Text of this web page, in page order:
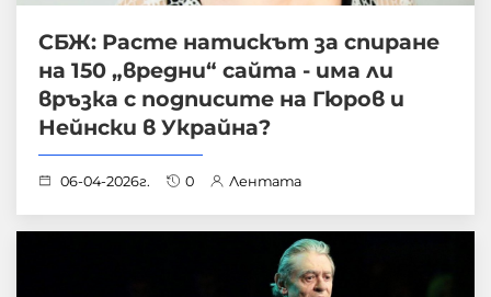
СБЖ: Расте натискът за спиране
на 150 „вредни“ сайта - има ли
връзка с подписите на Гюров и
Нейнски в Украйна?
06-04-2026г. 0 Лентата